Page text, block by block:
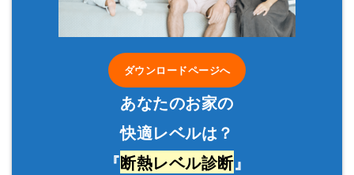
ダウンロードページへ
あなたのお家の
快適レベルは？
『断熱レベル診断』